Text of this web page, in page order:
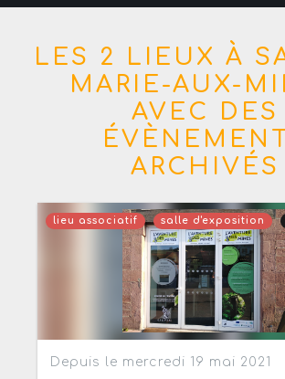
LES 2 LIEUX À
MARIE-AUX-
AVEC DES
ARCHIVÉS
lieu associatif salle d'exposition
Depuis le mercredi 19 mai 2021